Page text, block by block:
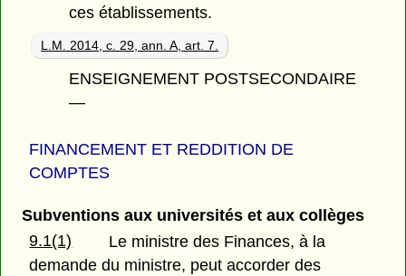
ces établissements.
L.M. 2014, c. 29, ann. A, art. 7.
ENSEIGNEMENT POSTSECONDAIRE
—
FINANCEMENT ET REDDITION DE
COMPTES
Subventions aux universités et aux collèges
9.1(1)
Le ministre des Finances, à la
demande du ministre, peut accorder des